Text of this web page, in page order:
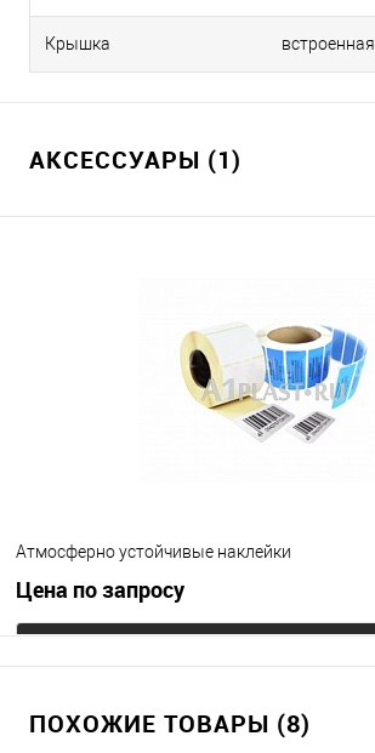
Крышка встроенная
АКСЕССУАРЫ (1)
Атмосферно устойчивые наклейки
Цена по запросу
В избранное
ПОХОЖИЕ ТОВАРЫ (8)